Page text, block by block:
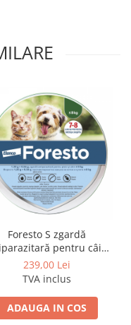
Foresto S zgardă
pentru câini
la 8 kg și pisici, 38 cm
239,00 Lei
TVA inclus
ADAUGA IN COS